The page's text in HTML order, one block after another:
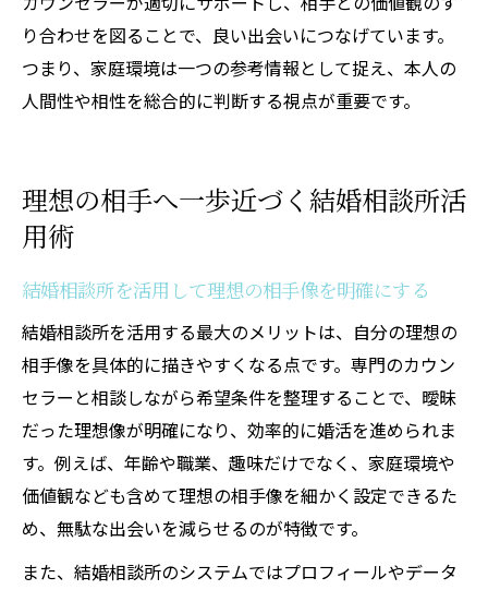
り合わせを図ることで、良い出会いにつなげています。
つまり、家庭環境は一つの参考情報として捉え、本人の
人間性や相性を総合的に判断する視点が重要です。
理想の相手へ一歩近づく結婚相談所活
用術
結婚相談所を活用して理想の相手像を明確にする
結婚相談所を活用する最大のメリットは、自分の理想の
相手像を具体的に描きやすくなる点です。専門のカウン
セラーと相談しながら希望条件を整理することで、曖昧
だった理想像が明確になり、効率的に婚活を進められま
す。例えば、年齢や職業、趣味だけでなく、家庭環境や
価値観なども含めて理想の相手像を細かく設定できるた
め、無駄な出会いを減らせるのが特徴です。
また、結婚相談所のシステムではプロフィールやデータ